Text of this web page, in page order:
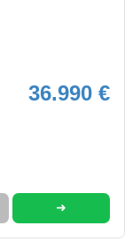
36.990 €
➜